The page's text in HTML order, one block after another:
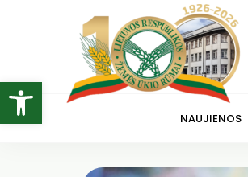
Open toolbar
NAUJIENOS